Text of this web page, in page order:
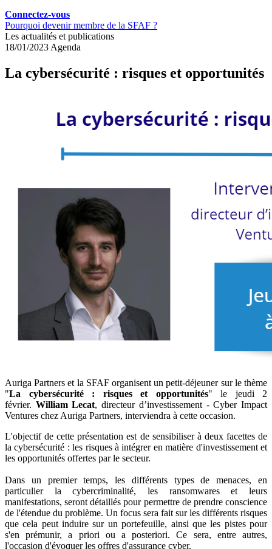
Connectez-vous
Pourquoi devenir membre de la SFAF ?
Les actualités et publications
18/01/2023 Agenda
La cybersécurité : risques et opportunités
Auriga Partners et la SFAF organisent un petit-déjeuner sur le thème
"La cybersécurité : risques et opportunités" le jeudi 2
février. William Lecat, directeur d’investissement - Cyber Impact
Ventures chez Auriga Partners, interviendra à cette occasion.
L'objectif de cette présentation est de sensibiliser à deux facettes de
la cybersécurité : les risques à intégrer en matière d'investissement et
les opportunités offertes par le secteur.
Dans un premier temps, les différents types de menaces, en
particulier la cybercriminalité, les ransomwares et leurs
manifestations, seront détaillés pour permettre de prendre conscience
de l'étendue du problème. Un focus sera fait sur les différents risques
que cela peut induire sur un portefeuille, ainsi que les pistes pour
s'en prémunir, a priori ou a posteriori. Ce sera, entre autres,
l'occasion d'évoquer les offres d'assurance cyber.